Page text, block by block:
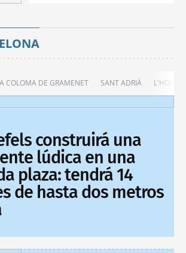
COLOMA DE GRAMENET SANT ADRIÀ
construirá una
lúdica en una
plaza: tendrá 14
de hasta dos metros